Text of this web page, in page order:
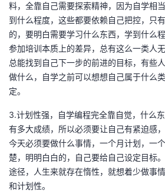
客
论
坛
的
圈
子
我
的
直
我
的
动
我
关
注
的
开
发
我
的
Programs
我
的
料，全靠自己需要探索精神，因为自学相
到什么程度，这些都要依赖自己把控，只
的，要明白需要学习什么东西，学到什么
参加培训本质上的差异，总有这么一类人
总能找到自己下一步的前进的目标，有些
做什么，自学之前可以想想自己属于什么
定。
3.计划性强，自学编程完全靠自觉，什么
有多大成绩，所以必须要让自己有紧迫感
今天必须要做什么事情，一个月计划，一
楚，明明白白的，自己要给自己设定目标
途径，人生来就存在惰性，就想着少做事
和计划性。